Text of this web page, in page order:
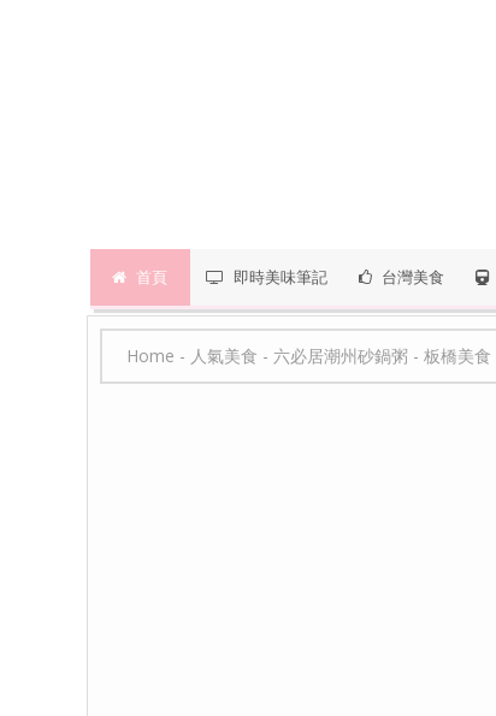
首頁 即時美味筆記 台灣美食
Home - 人氣美食 - 六必居潮州砂鍋粥 - 板橋美食